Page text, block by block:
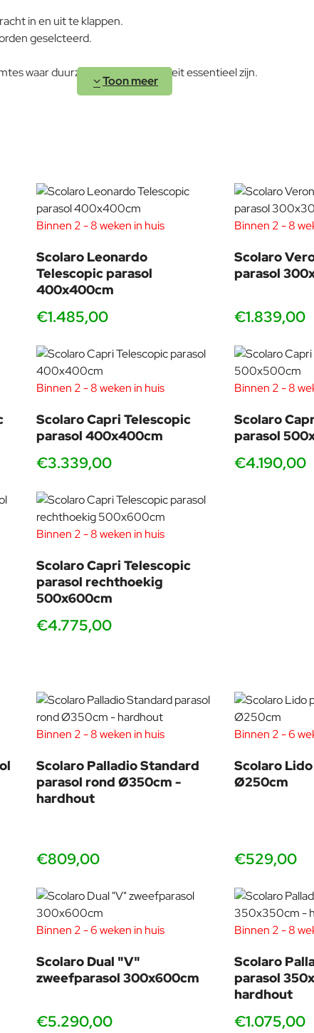
in en uit te klappen.
geselcteerd.
waar duurzaamheid en stabiliteit essentieel zijn.
ook de juiste voet te selecteren, zodat je parasol altijd
een stijlvolle uitstraling op elk terras. Zo
het allerbeste in comfort, design en
worden in Italië gemaakt en behoren tot de absolute top van
Daardoor is deze beter bestand tegen
compacte horecaruimte of bedrijfstuin.
keuze voor wie het design en gemak van Scolaro wil,
kwaliteit.
Binnen 2 - 8 weken in huis
Scolaro Leonardo
Telescopic parasol
400x400cm
€1.485,00
Binnen 2 - 8
Scolaro
parasol
€1.839,00
Binnen 2 - 8 weken in huis
Scolaro Capri Telescopic
parasol 400x400cm
€3.339,00
Binnen 2 - 8
Scolaro
parasol
€4.190,00
Binnen 2 - 8 weken in huis
Scolaro Capri Telescopic
parasol rechthoekig
500x600cm
€4.775,00
Binnen 2 - 8 weken in huis
Scolaro Palladio Standard
parasol rond Ø350cm -
hardhout
€809,00
Binnen 2 - 6
Scolaro
Ø250cm
€529,00
Binnen 2 - 6 weken in huis
Scolaro Dual "V"
zweefparasol 300x600cm
€5.290,00
Binnen 2 - 8
Scolaro
parasol
hardhout
€1.075,00